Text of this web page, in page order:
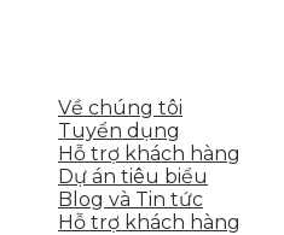
Về chúng tôi
Tuyển dụng
Hỗ trợ khách hàng
Dự án tiêu biểu
Blog và Tin tức
Hỗ trợ khách hàng